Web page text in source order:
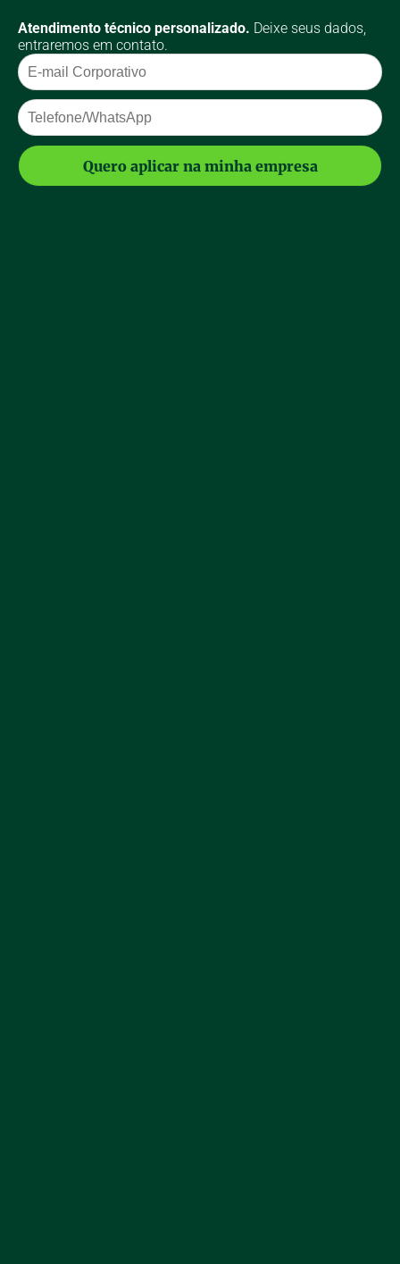
Atendimento técnico personalizado. Deixe seus dados,
entraremos em contato.
Quero aplicar na minha empresa